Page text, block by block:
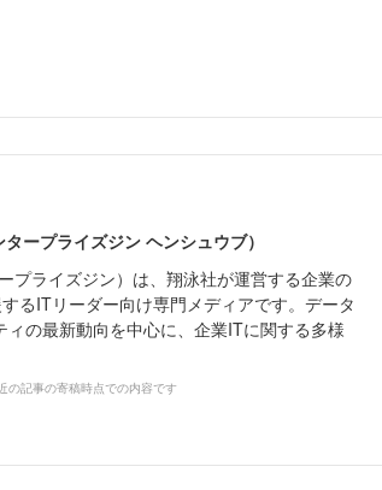
ープライズジン ヘンシュウブ）
プライズジン）は、翔泳社が運営する企業の
るITリーダー向け専門メディアです。データ
の最新動向を中心に、企業ITに関する多様
の記事の寄稿時点での内容です